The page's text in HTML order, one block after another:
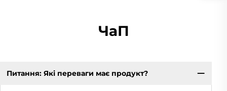
ЧаП
Питання: Які переваги має продукт?